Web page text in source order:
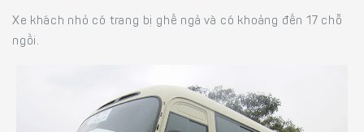
Xe khách nhỏ có trang bị ghế ngả và có khoảng đến 17 chỗ
ngồi.